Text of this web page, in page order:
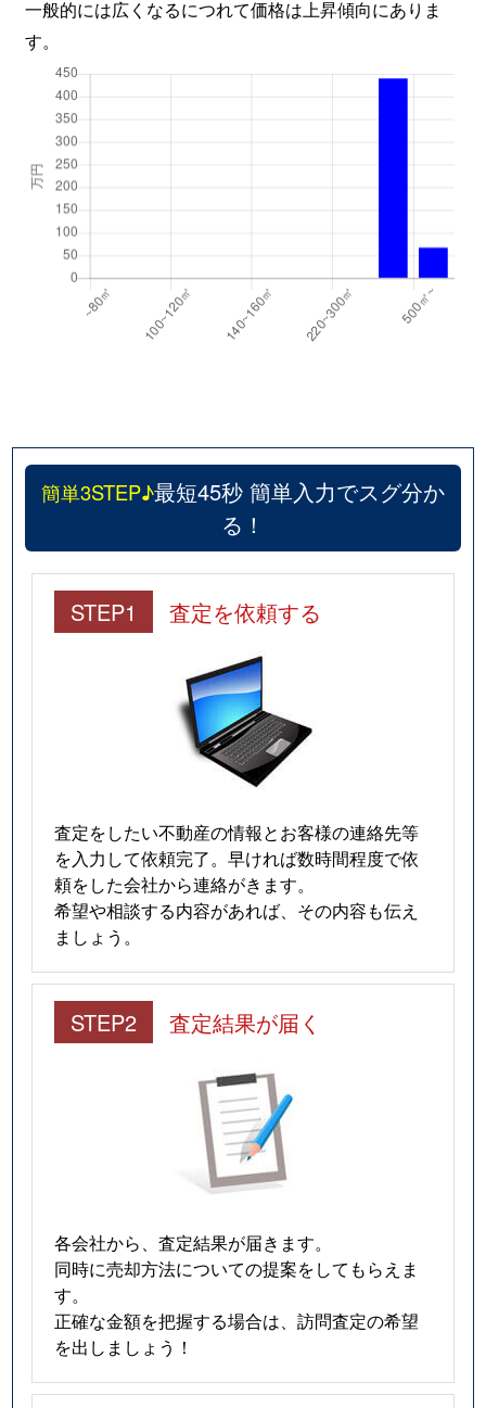
一般的には広くなるにつれて価格は上昇傾向にありま
す。
簡単3STEP♪最短45秒 簡単入力でスグ分か
る！
STEP1 査定を依頼する
査定をしたい不動産の情報とお客様の連絡先等
を入力して依頼完了。早ければ数時間程度で依
頼をした会社から連絡がきます。
希望や相談する内容があれば、その内容も伝え
ましょう。
STEP2 査定結果が届く
各会社から、査定結果が届きます。
同時に売却方法についての提案をしてもらえま
す。
正確な金額を把握する場合は、訪問査定の希望
を出しましょう！